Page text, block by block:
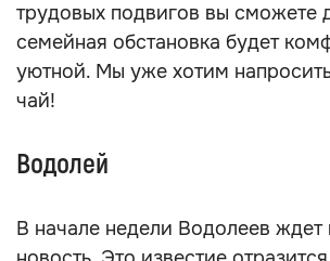
трудовых подвигов вы сможете
семейная обстановка будет
уютной. Мы уже хотим
чай!
Водолей
В начале недели Водолеев ждет